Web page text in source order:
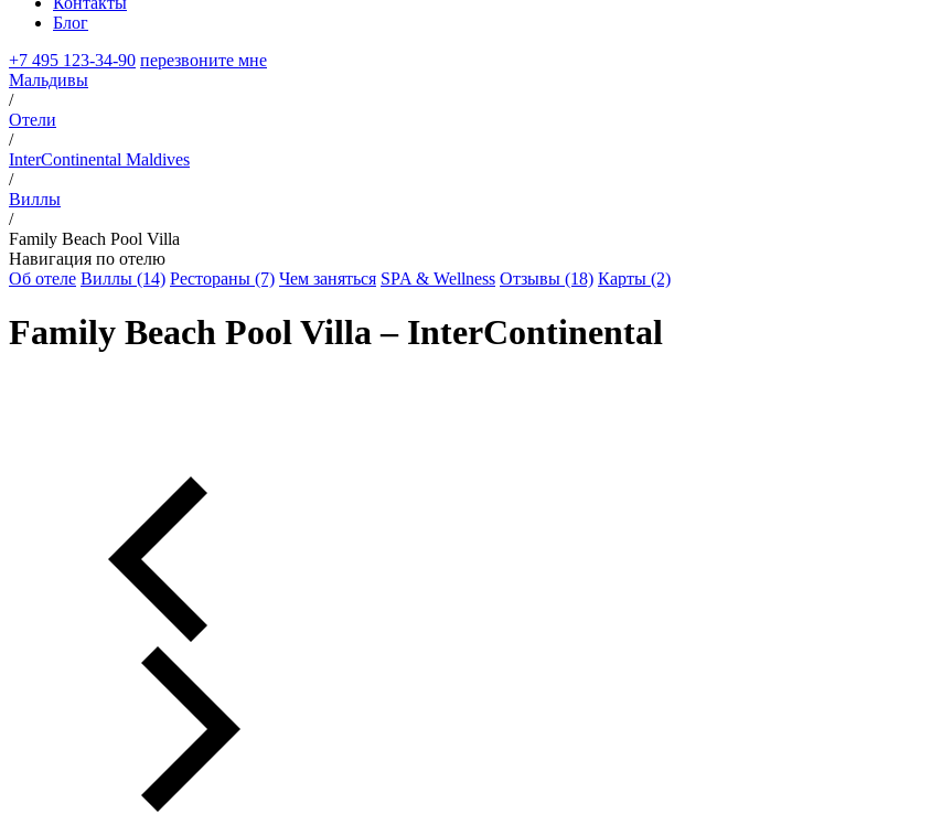
Блог
+7 495 123-34-90 перезвоните мне
Мальдивы
/
Отели
/
InterContinental Maldives
/
Виллы
/
Family Beach Pool Villa
Навигация по отелю
Об отеле Виллы (14) Рестораны (7) Чем заняться SPA & Wellness Отзывы (18) Карты (2)
Family Beach Pool Villa – InterContinental